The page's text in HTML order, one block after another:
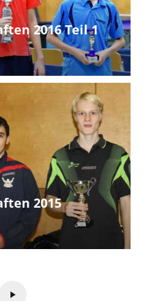
2016 Teil 1
2015